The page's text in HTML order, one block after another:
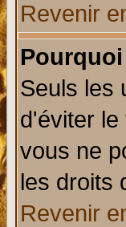
Revenir
Seuls les
d'éviter
vous ne
les droits
Revenir